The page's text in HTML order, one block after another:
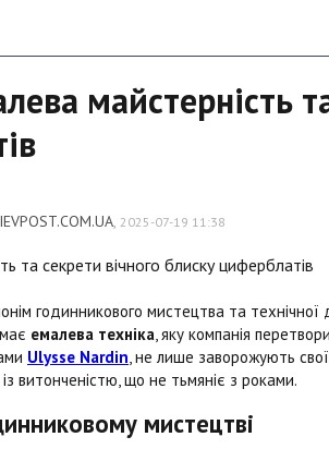
майстерність
, 2025-07-19 11:38
годинникового мистецтва та
емалева техніка, яку компанія
Ulysse Nardin, не лише заворожують
витонченістю, що не тьмяніє з роками.
мистецтві